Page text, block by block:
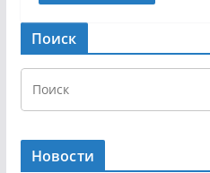
Поиск
Новости